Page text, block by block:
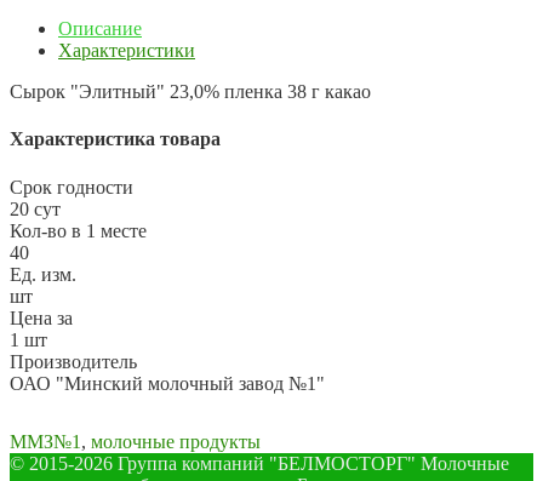
Описание
Характеристики
Сырок "Элитный" 23,0% пленка 38 г какао
Характеристика товара
Срок годности
20 сут
Кол-во в 1 месте
40
Ед. изм.
шт
Цена за
1 шт
Производитель
ОАО "Минский молочный завод №1"
ММЗ№1 , молочные продукты
© 2015-2026 Группа компаний "БЕЛМОСТОРГ" Молочные